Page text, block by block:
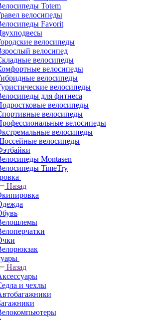
Totem
велосипеды
Favorit
велосипеды
велосипед
велосипеды
велосипеды
велосипеды
велосипеды
для фитнеса
велосипеды
велосипеды
велосипеды
велосипеды
велосипеды
Montasen
TimeTry
Назад
Назад
и чехлы